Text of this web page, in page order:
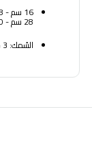
28 سم - 30 سم
السُمك: 3 مم